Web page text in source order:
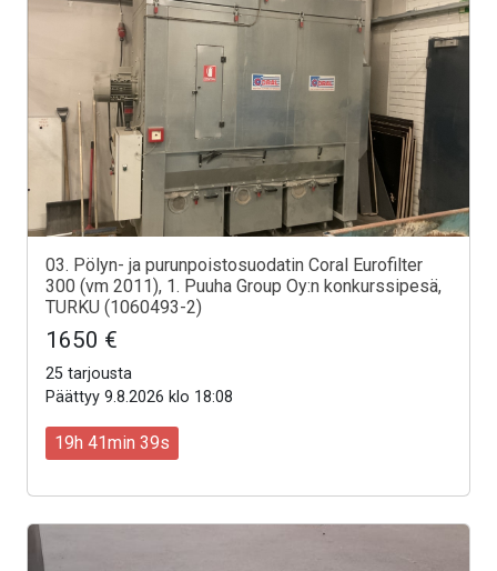
03. Pölyn- ja purunpoistosuodatin Coral Eurofilter
300 (vm 2011), 1. Puuha Group Oy:n konkurssipesä,
TURKU (1060493-2)
1650 €
25 tarjousta
Päättyy 9.8.2026 klo 18:08
19h 41min 37s